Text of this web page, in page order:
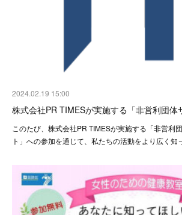
2024.02.19 15:00
株式会社PR TIMESが実施する「非営利団
このたび、株式会社PR TIMESが実施する「非営利
ト」への参加を通じて、私たちの活動をより広く